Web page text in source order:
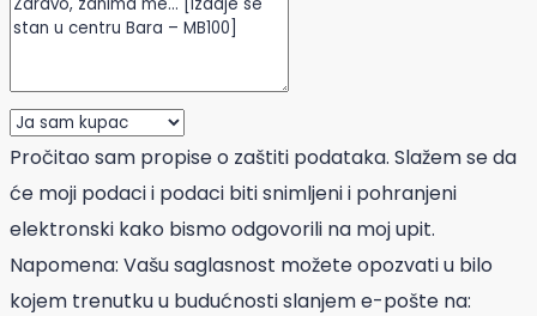
Pročitao sam propise o zaštiti podataka. Slažem se da
će moji podaci i podaci biti snimljeni i pohranjeni
elektronski kako bismo odgovorili na moj upit.
Napomena: Vašu saglasnost možete opozvati u bilo
kojem trenutku u budućnosti slanjem e-pošte na: